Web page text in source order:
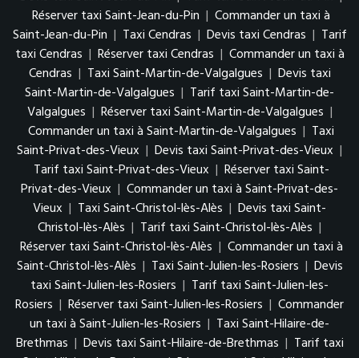
Réserver taxi Saint-Jean-du-Pin | Commander un taxi à
Saint-Jean-du-Pin | Taxi Cendras | Devis taxi Cendras | Tarif
taxi Cendras | Réserver taxi Cendras | Commander un taxi à
Cendras | Taxi Saint-Martin-de-Valgalgues | Devis taxi
Saint-Martin-de-Valgalgues | Tarif taxi Saint-Martin-de-
Valgalgues | Réserver taxi Saint-Martin-de-Valgalgues |
Commander un taxi à Saint-Martin-de-Valgalgues | Taxi
Saint-Privat-des-Vieux | Devis taxi Saint-Privat-des-Vieux |
Tarif taxi Saint-Privat-des-Vieux | Réserver taxi Saint-
Privat-des-Vieux | Commander un taxi à Saint-Privat-des-
Vieux | Taxi Saint-Christol-lès-Alès | Devis taxi Saint-
Christol-lès-Alès | Tarif taxi Saint-Christol-lès-Alès |
Réserver taxi Saint-Christol-lès-Alès | Commander un taxi à
Saint-Christol-lès-Alès | Taxi Saint-Julien-les-Rosiers | Devis
taxi Saint-Julien-les-Rosiers | Tarif taxi Saint-Julien-les-
Rosiers | Réserver taxi Saint-Julien-les-Rosiers | Commander
un taxi à Saint-Julien-les-Rosiers | Taxi Saint-Hilaire-de-
Brethmas | Devis taxi Saint-Hilaire-de-Brethmas | Tarif taxi